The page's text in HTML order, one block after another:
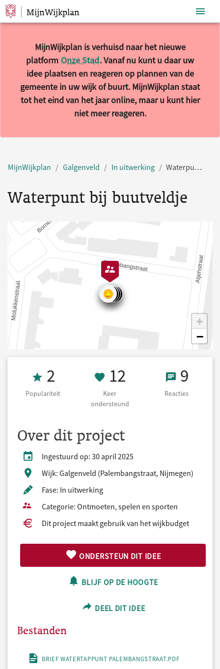
Sla navigatie over
MijnWijkplan
MijnWijkplan is verhuisd naar het nieuwe
platform Onze Stad. Vanaf nu kunt u daar uw
idee plaatsen en reageren op plannen van de
gemeente in uw wijk of buurt. MijnWijkplan staat
tot het eind van het jaar online, maar u kunt hier
niet meer reageren.
MijnWijkplan Galgenveld In uitwerking Waterpunt bij buutveldje
Waterpunt bij buutveldje
+
−
Populariteit 2
2
Populariteit
12 Keer
12
Keer
ondersteund
9 9
Reacties
Over dit project
Ingestuurd op: 30 april 2025
Wijk: Galgenveld (Palembangstraat, Nijmegen)
Fase: In uitwerking
Categorie: Ontmoeten, spelen en sporten
Dit project maakt gebruik van het wijkbudget
ONDERSTEUN DIT IDEE
BLIJF OP DE HOOGTE
DEEL DIT IDEE
Bestanden
BRIEF WATERTAPPUNT PALEMBANGSTRAAT.PDF